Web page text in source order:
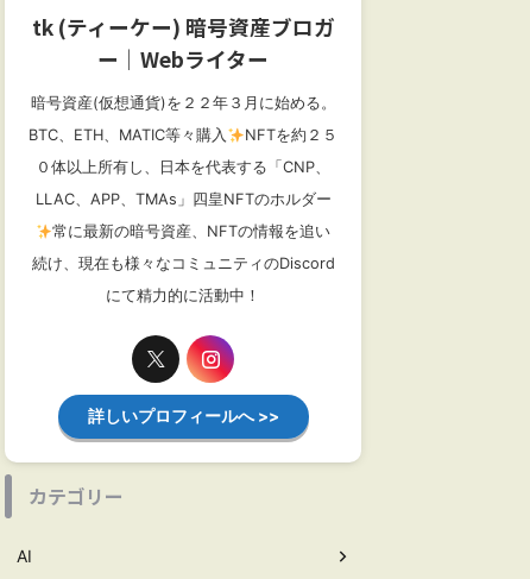
tk (ティーケー) 暗号資産ブロガ
ー│Webライター
暗号資産(仮想通貨)を２２年３月に始める。
BTC、ETH、MATIC等々購入
NFTを約２５
０体以上所有し、日本を代表する「CNP、
LLAC、APP、TMAs」四皇NFTのホルダー
常に最新の暗号資産、NFTの情報を追い
続け、現在も様々なコミュニティのDiscord
にて精力的に活動中！
詳しいプロフィールへ >>
カテゴリー
AI